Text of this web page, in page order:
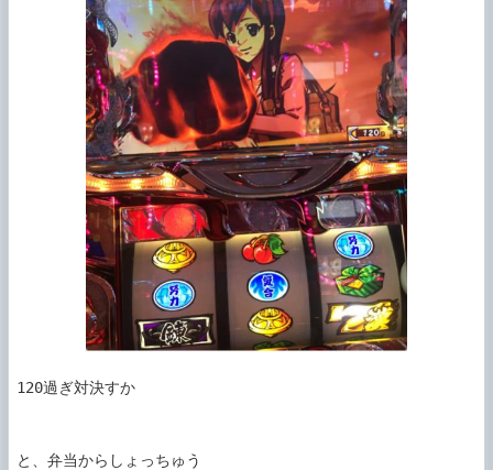
120過ぎ対決すか
と、弁当からしょっちゅう